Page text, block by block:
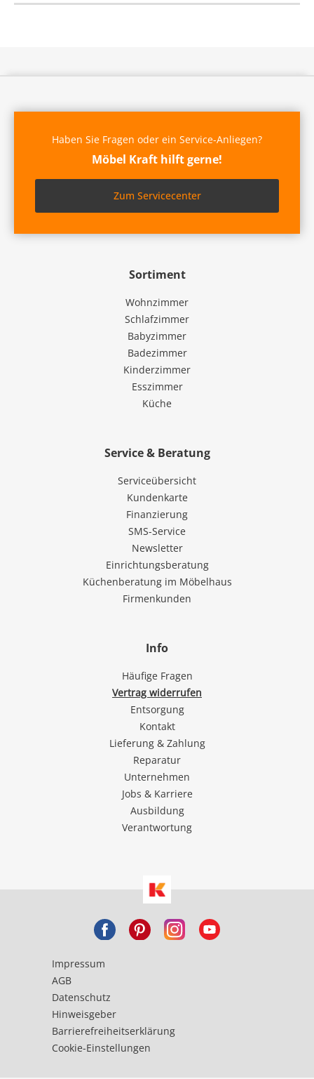
Sortiment
Wohnzimmer
Schlafzimmer
Babyzimmer
Badezimmer
Kinderzimmer
Esszimmer
Küche
Service & Beratung
Serviceübersicht
Kundenkarte
Finanzierung
SMS-Service
Newsletter
Einrichtungsberatung
Küchenberatung im Möbelhaus
Firmenkunden
Info
Häufige Fragen
Vertrag widerrufen
Entsorgung
Kontakt
Lieferung & Zahlung
Reparatur
Unternehmen
Jobs & Karriere
Ausbildung
Verantwortung
Haben Sie Fragen oder ein Service-Anliegen?
Möbel Kraft hilft gerne!
Zum Servicecenter
Impressum
AGB
Datenschutz
Hinweisgeber
Barrierefreiheitserklärung
Cookie-Einstellungen